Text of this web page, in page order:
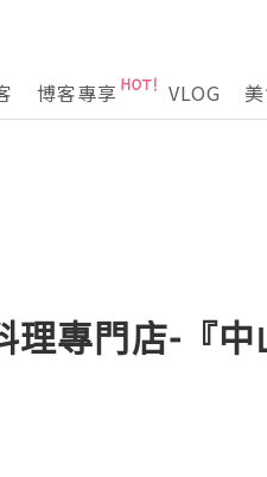
博客專享 VLOG
理專門店-『